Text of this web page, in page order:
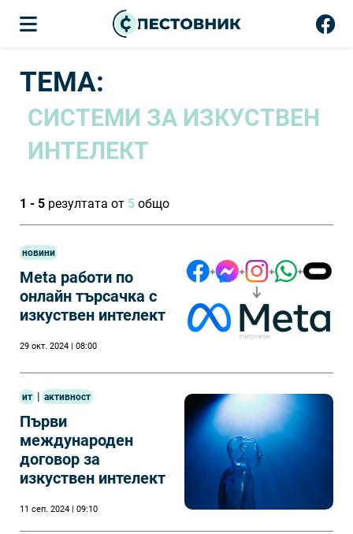
ТЕМА:
СИСТЕМИ ЗА ИЗКУСТВЕН
ИНТЕЛЕКТ
1 - 5 резултата от 5 общо
новини
Meta работи по
онлайн търсачка с
изкуствен интелект
29 окт. 2024 | 08:00
ит | активност
Първи
международен
договор за
изкуствен интелект
11 сеп. 2024 | 09:10